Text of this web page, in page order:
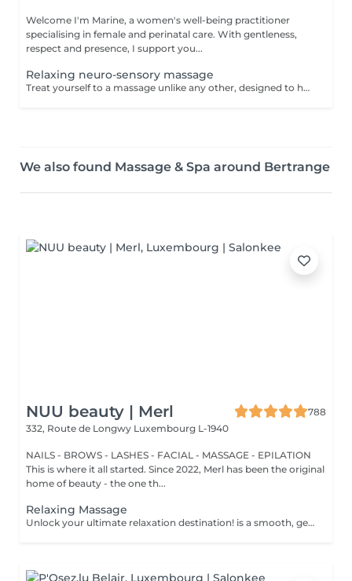
Welcome I'm Marine, a women's well-being practitioner
specialising in female and perinatal care. With gentleness,
respect and presence, I support you...
Relaxing neuro-sensory massage
Treat yourself to a massage unlike any other, designed to help you fully disconnect from the mind and reconnect with your body in all its dimensions. The neuro-sensory massage I offer is a truly unique experience: it combines gentle mobilisations of the limbs, movement work across multiple planes (horizontal, vertical, diagonal), and long, enveloping strokes inspired by Lomi-Lomi, the traditional Hawaiian massage. By playing with rhythm, direction, and sensory perception, this massage invites both body and mind to lose their usual reference points creating the perfect space for deep letting go. During the session, you are gently rocked, stretched, and mobilised. Your sense of space and time becomes blurred, your mind gradually lets go, and tension melts away. This massage is especially suited if you: are looking for a sensory experience that is different from traditional massages find it difficult to switch off and wish to treat yourself to deep relaxation are going through a period of stress or mental overload feel the need to reconnect with your body through a gentle, nurturing approach Each session is fully personalised and takes place in a warm, caring, and respectful environment.
We also found Massage & Spa around Bertrange
NUU beauty | Merl
788
332, Route de Longwy Luxembourg L-1940
NAILS - BROWS - LASHES - FACIAL - MASSAGE - EPILATION
This is where it all started. Since 2022, Merl has been the original
home of beauty - the one th...
Relaxing Massage
Unlock your ultimate relaxation destination! is a smooth, gentle treatment that relieves muscular tension, increases circulation, and promotes a general sense of relaxation. Benefits of getting a relaxing massage: - improves sleep - reduce stress - eases muscle tension How is a relaxing massage done? - head and neck are massaged - shoulders and back are massaged - hands and arms are massaged - feet and legs are massaged - belly is massaged Age restrictions: there are no age restrictions for this procedure. Post procedure recommendations: do not do sport and any sharp movements 2-3 hours after the procedure. Frequency: 1-2 times per week, 10 times in total. Repeat once in 3-6 months.